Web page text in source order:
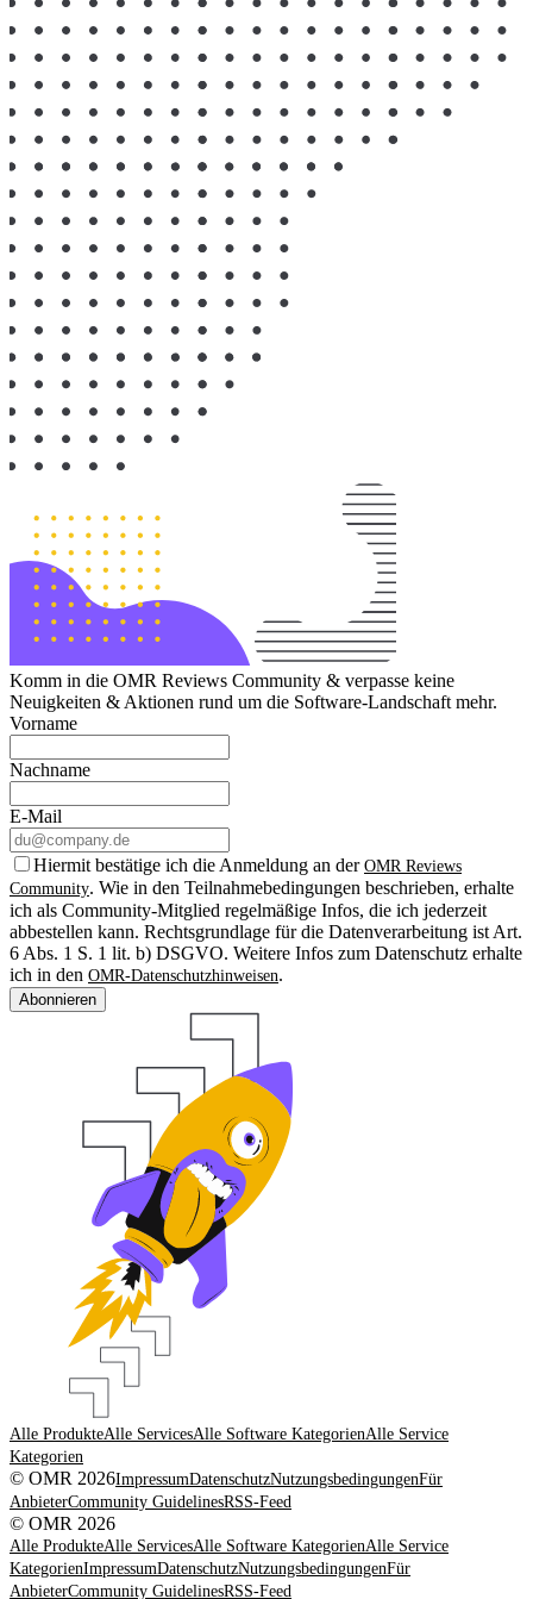
Komm in die OMR Reviews Community & verpasse keine
Neuigkeiten & Aktionen rund um die Software-Landschaft mehr.
Vorname
Nachname
E-Mail
Hiermit bestätige ich die Anmeldung an der OMR Reviews
Community. Wie in den Teilnahmebedingungen beschrieben, erhalte
ich als Community-Mitglied regelmäßige Infos, die ich jederzeit
abbestellen kann. Rechtsgrundlage für die Datenverarbeitung ist Art.
6 Abs. 1 S. 1 lit. b) DSGVO. Weitere Infos zum Datenschutz erhalte
ich in den OMR-Datenschutzhinweisen.
Abonnieren
Alle ProdukteAlle ServicesAlle Software KategorienAlle Service
Kategorien
© OMR 2026ImpressumDatenschutzNutzungsbedingungenFür
AnbieterCommunity GuidelinesRSS-Feed
© OMR 2026
Alle ProdukteAlle ServicesAlle Software KategorienAlle Service
KategorienImpressumDatenschutzNutzungsbedingungenFür
AnbieterCommunity GuidelinesRSS-Feed